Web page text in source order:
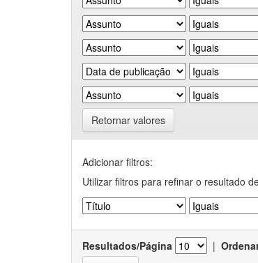
Retornar valores
Adicionar filtros:
Utilizar filtros para refinar o resultado
Resultados/Página |